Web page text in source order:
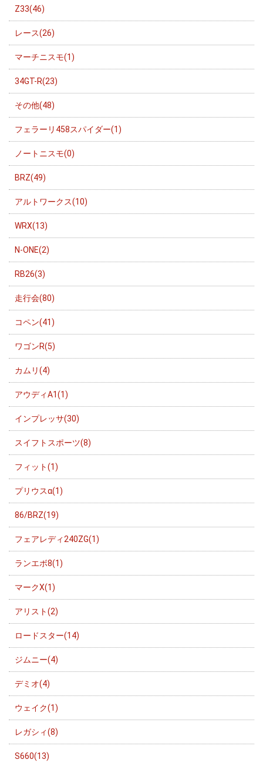
Z33(46)
レース(26)
マーチニスモ(1)
34GT-R(23)
その他(48)
フェラーリ458スパイダー(1)
ノートニスモ(0)
BRZ(49)
アルトワークス(10)
WRX(13)
N-ONE(2)
RB26(3)
走行会(80)
コペン(41)
ワゴンR(5)
カムリ(4)
アウディA1(1)
インプレッサ(30)
スイフトスポーツ(8)
フィット(1)
プリウスα(1)
86/BRZ(19)
フェアレディ240ZG(1)
ランエボ8(1)
マークX(1)
アリスト(2)
ロードスター(14)
ジムニー(4)
デミオ(4)
ウェイク(1)
レガシィ(8)
S660(13)